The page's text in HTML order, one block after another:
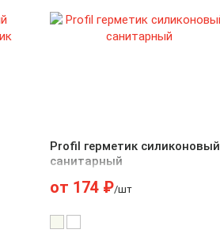
Profil герметик силиконовый
санитарный
от 174 ₽/шт